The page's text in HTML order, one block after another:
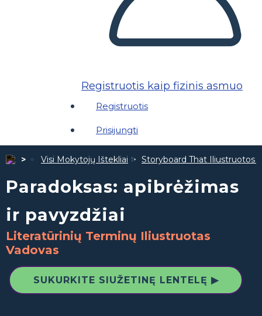
Registruotis kaip fizinis asmuo
Registruotis
Prisijungti
Visi Mokytojų Ištekliai Storyboard That Iliustruotos
Paradoksas: apibrėžimas
ir pavyzdžiai
Literatūrinių Terminų Iliustruotas
Vadovas
SUKURKITE SIUŽETINĘ LENTELĘ ▶